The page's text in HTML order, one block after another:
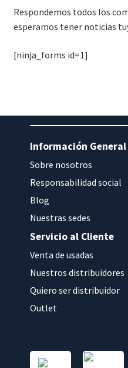
Respondemos todos los
esperamos tener noticias
[ninja_forms id=1]
Información General
Sobre nosotros
Responsabilidad social
Blog
Nuestras sedes
Servicio al Cliente
Venta de usadas
Nuestros distribuidores
Quiero ser distribuidor
Outlet